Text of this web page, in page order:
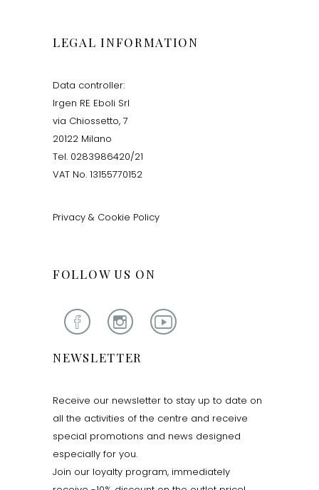
LEGAL INFORMATION
Data controller:
Irgen RE Eboli Srl
via Chiossetto, 7
20122 Milano
Tel. 0283986420/21
VAT No. 13155770152
Privacy & Cookie Policy
FOLLOW US ON
NEWSLETTER
Receive our newsletter to stay up to date on
all the activities of the centre and receive
special promotions and news designed
especially for you.
Join our loyalty program, immediately